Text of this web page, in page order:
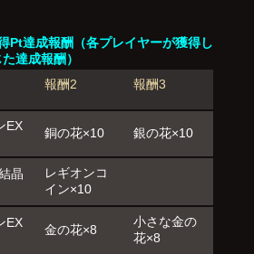
Pt達成報酬（各プレイヤーが獲得し
達成報酬）
報酬2 報酬3
EX
銅の花×10 銀の花×10
晶
レギオンコ
イン×10
EX
金の花×8
小さな金の
花×8